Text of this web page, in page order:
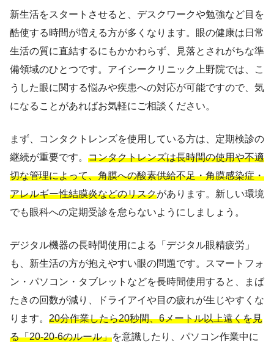
新生活をスタートさせると、デスクワークや勉強など目を
酷使する時間が増える方が多くなります。眼の健康は日常
生活の質に直結するにもかかわらず、見落とされがちな準
備領域のひとつです。アイシークリニック上野院では、こ
うした眼に関する悩みや疾患への対応が可能ですので、気
になることがあればお気軽にご相談ください。
まず、コンタクトレンズを使用している方は、定期検診の
継続が重要です。 コンタクトレンズは長時間の使用や不適
切な管理によって、角膜への酸素供給不足・角膜感染症・
アレルギー性結膜炎などのリスクがあります。新しい環境
でも眼科への定期受診を怠らないようにしましょう。
デジタル機器の長時間使用による「デジタル眼精疲労」
も、新生活の方が抱えやすい眼の問題です。スマートフォ
ン・パソコン・タブレットなどを長時間使用すると、まば
たきの回数が減り、ドライアイや目の疲れが生じやすくな
ります。 20分作業したら20秒間、6メートル以上遠くを見
る「20-20-6のルール」を意識したり、パソコン作業中に